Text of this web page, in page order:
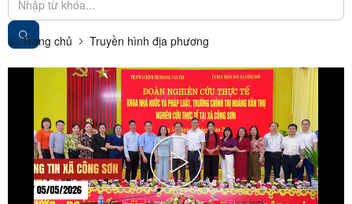
Trang chủ Truyền hình địa phương
Play